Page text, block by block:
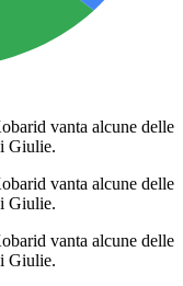
vanta alcune delle
Giulie.
vanta alcune delle
Giulie.
vanta alcune delle
Giulie.